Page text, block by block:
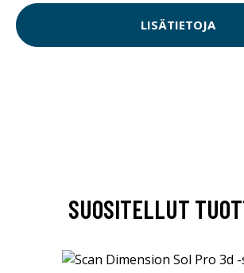
LISÄTIETOJA
SUOSITELLUT